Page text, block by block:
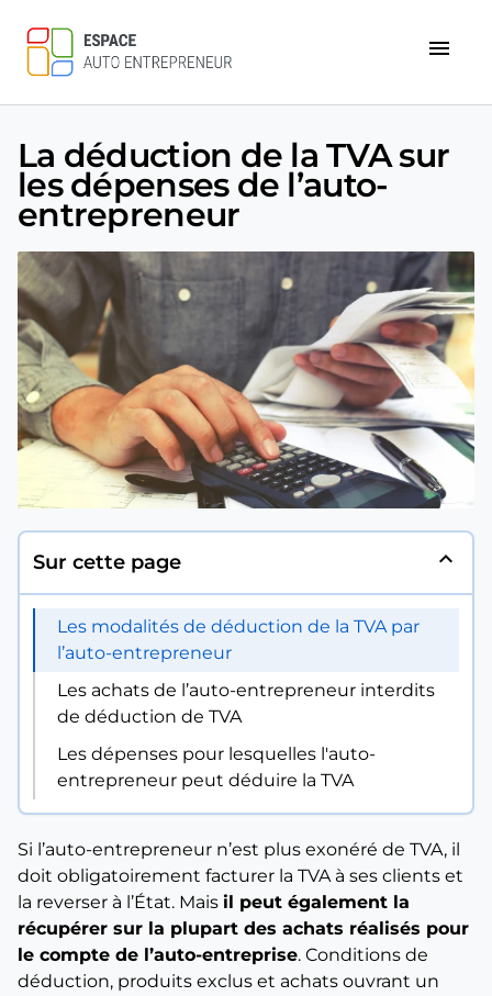
menu
La déduction de la TVA sur
les dépenses de l’auto-
entrepreneur
Sur cette page expand_less
Les modalités de déduction de la TVA par
l’auto-entrepreneur
Les achats de l’auto-entrepreneur interdits
de déduction de TVA
Les dépenses pour lesquelles l'auto-
entrepreneur peut déduire la TVA
Si l’auto-entrepreneur n’est plus exonéré de TVA, il
doit obligatoirement facturer la TVA à ses clients et
la reverser à l’État. Mais il peut également la
récupérer sur la plupart des achats réalisés pour
le compte de l’auto-entreprise. Conditions de
déduction, produits exclus et achats ouvrant un